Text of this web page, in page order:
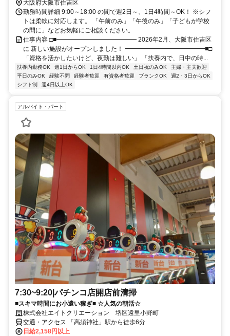
大阪府大阪市住吉区
勤務時間詳細 9:00～18:00 の間で週2日～、1日4時間～OK！ ※シフ
トは柔軟に対応します。 「午前のみ」「午後のみ」「子どもが学校
の間に」などお気軽にご相談ください。
仕事内容 □■━━━━━━━━━━━━━ 2026年2月、大阪市住吉区
に 新しい施設がオープンしました！ ━━━━━━━━━━━━━■□
「資格を活かしたいけど、夜勤は難しい」 「扶養内で、日中の時...
扶養内勤務OK 週1日からOK 1日4時間以内OK 土日祝のみOK
主婦・主夫歓迎
平日のみOK
経験不問 経験者歓迎 有資格者歓迎 ブランクOK
週2・3日からOK
シフト制
週4日以上OK
アルバイト・パート
7:30~9:20|パチンコ店開店前清掃
■スキマ時間にお小遣い稼ぎ■ ☆人気の朝活☆
株式会社エイトクリエーション 堺区遠里小野町
交通・アクセス 「高須神社」駅から徒歩6分
日給2,158円以上